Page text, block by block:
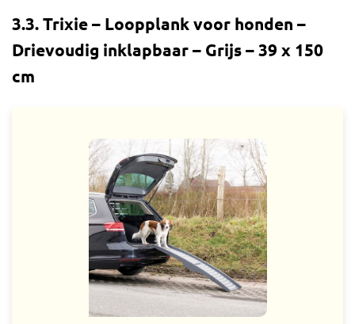
3.3. Trixie – Loopplank voor honden –
Drievoudig inklapbaar – Grijs – 39 x 150
cm